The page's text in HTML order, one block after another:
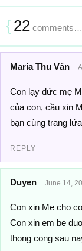
{ 22 comments…
Maria Thu Vân
Con lạy đức mẹ
của con, cầu xin
bạn cùng trang
REPLY
Duyen June 14,
Con xin Me cho
Con xin em be
thong cong sau